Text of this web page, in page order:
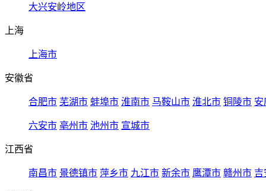
大兴安岭地区
上海
上海市
安徽省
合肥市 芜湖市 蚌埠市 淮南市 马鞍山市 淮北市 铜陵市 安
六安市 亳州市 池州市 宣城市
江西省
南昌市 景德镇市 萍乡市 九江市 新余市 鹰潭市 赣州市 吉